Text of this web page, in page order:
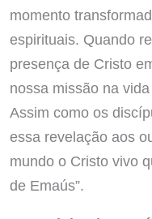
momento
espirituais. Quando
presença de Cristo
nossa missão na
Assim como os
essa revelação aos
mundo o Cristo vivo
de Emaús”.